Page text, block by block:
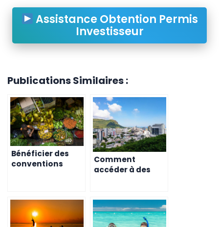
Assistance Obtention Permis
Investisseur
Publications Similaires :
Bénéficier des
conventions
Comment
accéder à des
qualité pour
votre entreprise à
l’île Maurice